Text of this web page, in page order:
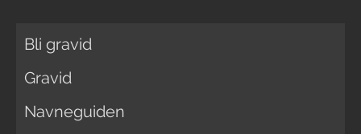
Bli gravid
Gravid
Navneguiden